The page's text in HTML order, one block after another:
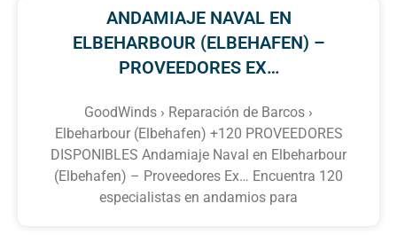
ANDAMIAJE NAVAL EN
ELBEHARBOUR (ELBEHAFEN) –
PROVEEDORES EX…
GoodWinds › Reparación de Barcos ›
Elbeharbour (Elbehafen) +120 PROVEEDORES
DISPONIBLES Andamiaje Naval en Elbeharbour
(Elbehafen) – Proveedores Ex… Encuentra 120
especialistas en andamios para